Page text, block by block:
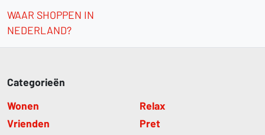
WAAR SHOPPEN IN
NEDERLAND?
Categorieën
Wonen
Vrienden
Relax
Pret